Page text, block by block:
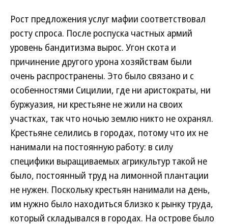
Рост предложения услуг мафии соответствовал
росту спроса. После роспуска частных армий
уровень бандитизма вырос. Угон скота и
причинение другого урона хозяйствам были
очень распространены. Это было связано и с
особенностями Сицилии, где ни аристократы, ни
буржуазия, ни крестьяне не жили на своих
участках, так что ночью землю никто не охранял.
Крестьяне селились в городах, потому что их не
нанимали на постоянную работу: в силу
специфики выращиваемых агрикультур такой не
было, постоянный труд на лимонной плантации
не нужен. Поскольку крестьян нанимали на день,
им нужно было находиться близко к рынку труда,
который складывался в городах. На острове было